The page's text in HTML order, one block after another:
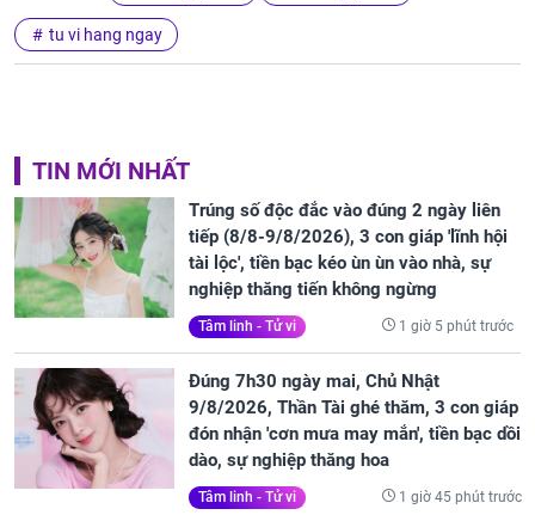
tu vi hang ngay
TIN MỚI NHẤT
Trúng số độc đắc vào đúng 2 ngày liên
tiếp (8/8-9/8/2026), 3 con giáp 'lĩnh hội
tài lộc', tiền bạc kéo ùn ùn vào nhà, sự
nghiệp thăng tiến không ngừng
Tâm linh - Tử vi 1 giờ 5 phút trước
Đúng 7h30 ngày mai, Chủ Nhật
9/8/2026, Thần Tài ghé thăm, 3 con giáp
đón nhận 'cơn mưa may mắn', tiền bạc dồi
dào, sự nghiệp thăng hoa
Tâm linh - Tử vi 1 giờ 45 phút trước